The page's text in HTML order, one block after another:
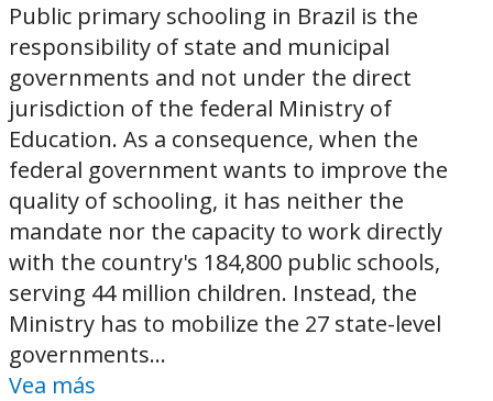
Public primary schooling in Brazil is the
responsibility of state and municipal
governments and not under the direct
jurisdiction of the federal Ministry of
Education. As a consequence, when the
federal government wants to improve the
quality of schooling, it has neither the
mandate nor the capacity to work directly
with the country's 184,800 public schools,
serving 44 million children. Instead, the
Ministry has to mobilize the 27 state-level
governments...
Vea más